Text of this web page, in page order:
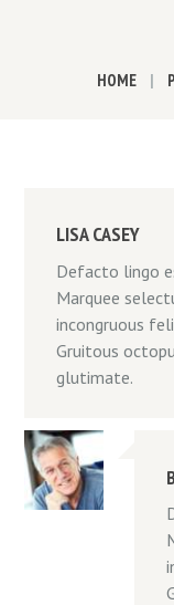
HOME
LISA CASEY
Defacto lingo
Marquee
incongruous
Gruitous
glutimate.